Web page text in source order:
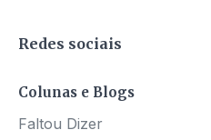
Redes sociais
Colunas e Blogs
Faltou Dizer